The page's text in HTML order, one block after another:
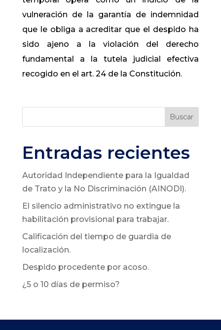
vulneración de la garantía de indemnidad
que le obliga a acreditar que el despido ha
sido ajeno a la violación del derecho
fundamental a la tutela judicial efectiva
recogido en el art. 24 de la Constitución.
Buscar
Entradas recientes
Autoridad Independiente para la Igualdad
de Trato y la No Discriminación (AINODI).
El silencio administrativo no extingue la
habilitación provisional para trabajar.
Calificación del tiempo de guardia de
localización.
Despido procedente por acoso.
¿5 o 10 días de permiso?